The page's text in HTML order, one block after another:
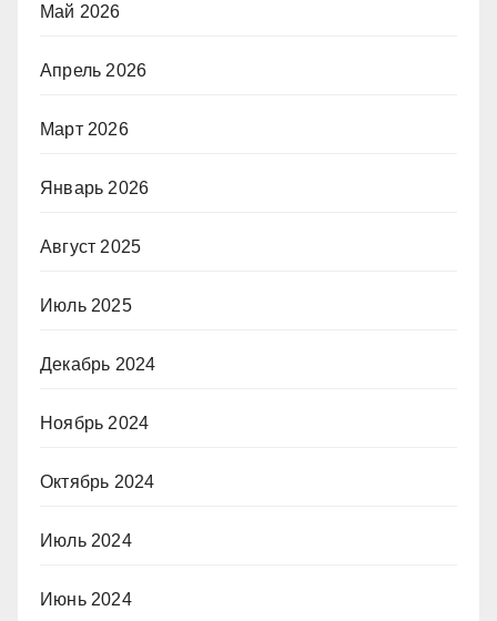
Май 2026
Апрель 2026
Март 2026
Январь 2026
Август 2025
Июль 2025
Декабрь 2024
Ноябрь 2024
Октябрь 2024
Июль 2024
Июнь 2024